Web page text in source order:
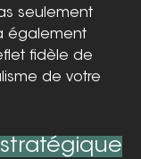
seulement
également
fidèle de
de votre